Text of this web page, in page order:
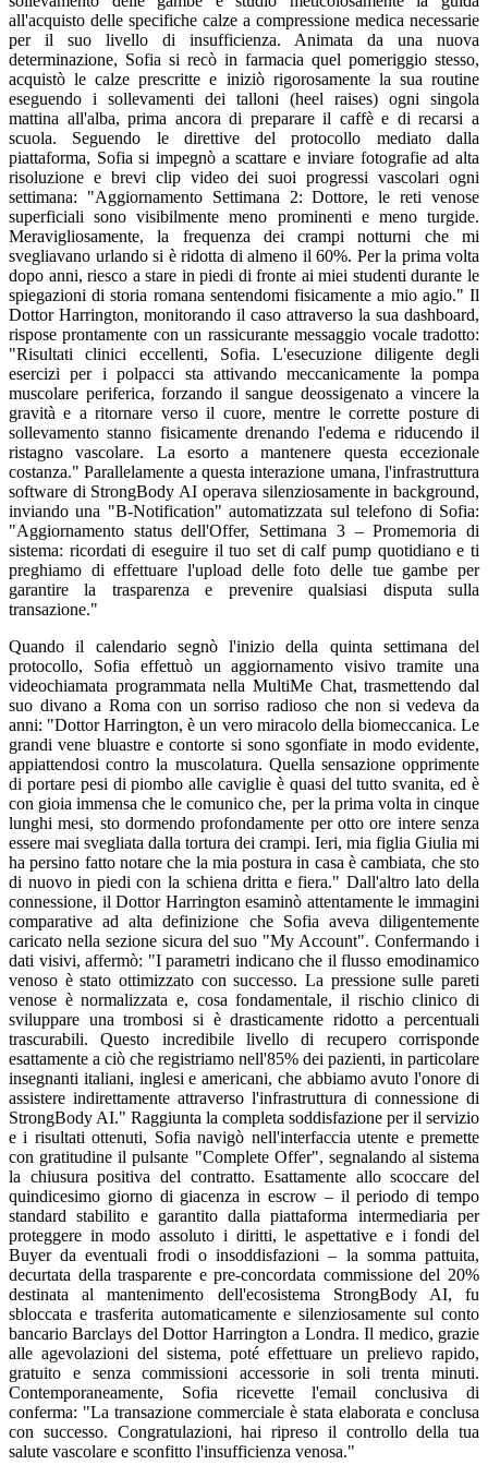
all'acquisto delle specifiche calze a compressione medica necessarie
per il suo livello di insufficienza. Animata da una nuova
determinazione, Sofia si recò in farmacia quel pomeriggio stesso,
acquistò le calze prescritte e iniziò rigorosamente la sua routine
eseguendo i sollevamenti dei talloni (heel raises) ogni singola
mattina all'alba, prima ancora di preparare il caffè e di recarsi a
scuola. Seguendo le direttive del protocollo mediato dalla
piattaforma, Sofia si impegnò a scattare e inviare fotografie ad alta
risoluzione e brevi clip video dei suoi progressi vascolari ogni
settimana: "Aggiornamento Settimana 2: Dottore, le reti venose
superficiali sono visibilmente meno prominenti e meno turgide.
Meravigliosamente, la frequenza dei crampi notturni che mi
svegliavano urlando si è ridotta di almeno il 60%. Per la prima volta
dopo anni, riesco a stare in piedi di fronte ai miei studenti durante le
spiegazioni di storia romana sentendomi fisicamente a mio agio." Il
Dottor Harrington, monitorando il caso attraverso la sua dashboard,
rispose prontamente con un rassicurante messaggio vocale tradotto:
"Risultati clinici eccellenti, Sofia. L'esecuzione diligente degli
esercizi per i polpacci sta attivando meccanicamente la pompa
muscolare periferica, forzando il sangue deossigenato a vincere la
gravità e a ritornare verso il cuore, mentre le corrette posture di
sollevamento stanno fisicamente drenando l'edema e riducendo il
ristagno vascolare. La esorto a mantenere questa eccezionale
costanza." Parallelamente a questa interazione umana, l'infrastruttura
software di StrongBody AI operava silenziosamente in background,
inviando una "B-Notification" automatizzata sul telefono di Sofia:
"Aggiornamento status dell'Offer, Settimana 3 – Promemoria di
sistema: ricordati di eseguire il tuo set di calf pump quotidiano e ti
preghiamo di effettuare l'upload delle foto delle tue gambe per
garantire la trasparenza e prevenire qualsiasi disputa sulla
transazione."
Quando il calendario segnò l'inizio della quinta settimana del
protocollo, Sofia effettuò un aggiornamento visivo tramite una
videochiamata programmata nella MultiMe Chat, trasmettendo dal
suo divano a Roma con un sorriso radioso che non si vedeva da
anni: "Dottor Harrington, è un vero miracolo della biomeccanica. Le
grandi vene bluastre e contorte si sono sgonfiate in modo evidente,
appiattendosi contro la muscolatura. Quella sensazione opprimente
di portare pesi di piombo alle caviglie è quasi del tutto svanita, ed è
con gioia immensa che le comunico che, per la prima volta in cinque
lunghi mesi, sto dormendo profondamente per otto ore intere senza
essere mai svegliata dalla tortura dei crampi. Ieri, mia figlia Giulia mi
ha persino fatto notare che la mia postura in casa è cambiata, che sto
di nuovo in piedi con la schiena dritta e fiera." Dall'altro lato della
connessione, il Dottor Harrington esaminò attentamente le immagini
comparative ad alta definizione che Sofia aveva diligentemente
caricato nella sezione sicura del suo "My Account". Confermando i
dati visivi, affermò: "I parametri indicano che il flusso emodinamico
venoso è stato ottimizzato con successo. La pressione sulle pareti
venose è normalizzata e, cosa fondamentale, il rischio clinico di
sviluppare una trombosi si è drasticamente ridotto a percentuali
trascurabili. Questo incredibile livello di recupero corrisponde
esattamente a ciò che registriamo nell'85% dei pazienti, in particolare
insegnanti italiani, inglesi e americani, che abbiamo avuto l'onore di
assistere indirettamente attraverso l'infrastruttura di connessione di
StrongBody AI." Raggiunta la completa soddisfazione per il servizio
e i risultati ottenuti, Sofia navigò nell'interfaccia utente e premette
con gratitudine il pulsante "Complete Offer", segnalando al sistema
la chiusura positiva del contratto. Esattamente allo scoccare del
quindicesimo giorno di giacenza in escrow – il periodo di tempo
standard stabilito e garantito dalla piattaforma intermediaria per
proteggere in modo assoluto i diritti, le aspettative e i fondi del
Buyer da eventuali frodi o insoddisfazioni – la somma pattuita,
decurtata della trasparente e pre-concordata commissione del 20%
destinata al mantenimento dell'ecosistema StrongBody AI, fu
sbloccata e trasferita automaticamente e silenziosamente sul conto
bancario Barclays del Dottor Harrington a Londra. Il medico, grazie
alle agevolazioni del sistema, poté effettuare un prelievo rapido,
gratuito e senza commissioni accessorie in soli trenta minuti.
Contemporaneamente, Sofia ricevette l'email conclusiva di
conferma: "La transazione commerciale è stata elaborata e conclusa
con successo. Congratulazioni, hai ripreso il controllo della tua
salute vascolare e sconfitto l'insufficienza venosa."